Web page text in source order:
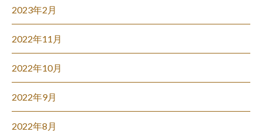
2023年2月
2022年11月
2022年10月
2022年9月
2022年8月